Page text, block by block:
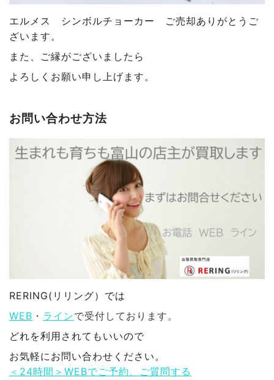
エルメス シンボルチョーカー
ご売却ありがとうご
ざいます 。
また、ご縁がございましたら
よろしくお願い申し上げます。
お問い合わせ方法
RERING(リリング）では
WEB ・ ラインで受付しております。
どれを利用されてもいいので
お気軽にお問い合わせください。
＜24時間＞WEBでご予約、ご質問する